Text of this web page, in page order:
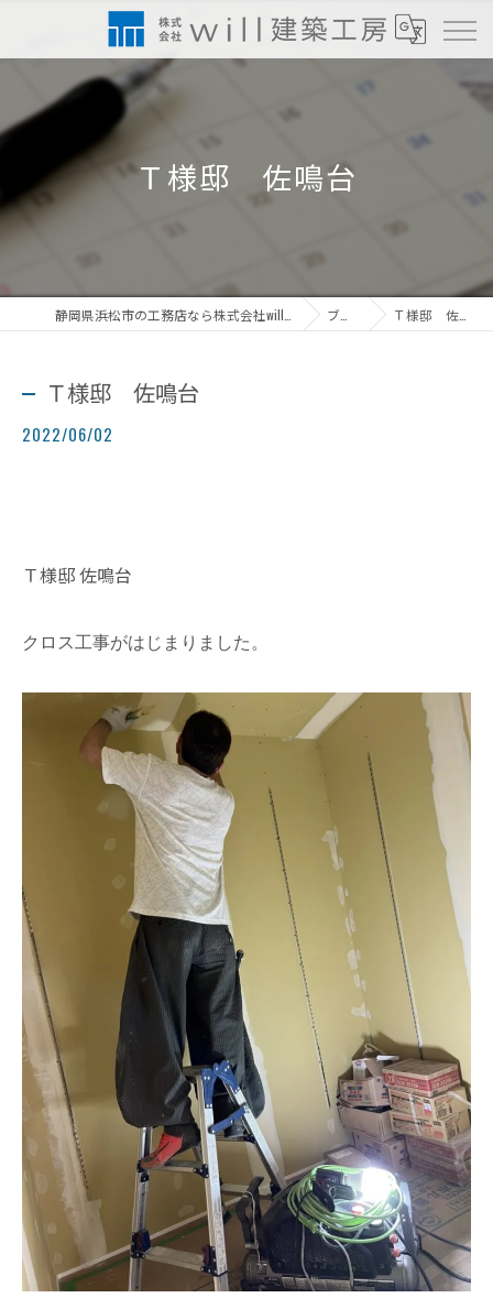
Ｔ様邸 佐鳴台
ブログ Ｔ様邸 佐鳴台
Ｔ様邸 佐鳴台
2022/06/02
Ｔ様邸 佐鳴台
クロス工事がはじまりました。